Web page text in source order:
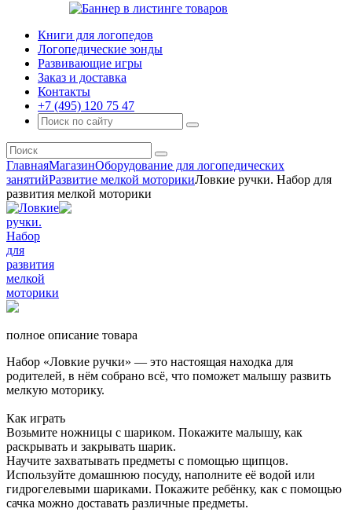
Книги для логопедов
Логопедические зонды
Развивающие игры
Заказ и доставка
Контакты
+7 (495) 120 75 47
ГлавнаяМагазинОборудование для логопедических
занятийРазвитие мелкой моторикиЛовкие ручки. Набор для
развития мелкой моторики
полное описание товара
Набор «Ловкие ручки» — это настоящая находка для
родителей, в нём собрано всё, что поможет малышу развить
мелкую моторику.
Как играть
Возьмите ножницы с шариком. Покажите малышу, как
раскрывать и закрывать шарик.
Научите захватывать предметы с помощью щипцов.
Используйте домашнюю посуду, наполните её водой или
гидрогелевыми шариками. Покажите ребёнку, как с помощью
сачка можно доставать различные предметы.